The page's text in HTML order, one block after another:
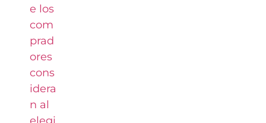
e los
com
prad
ores
cons
idera
n al